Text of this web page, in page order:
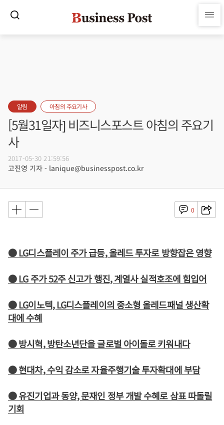
알림 아침의 주요기사
[5월31일자] 비즈니스포스트 아침의 주요기
사
2017-05-30 21:59:56
고진영 기자 - lanique@businesspost.co.kr
0
● LG디스플레이 주가 급등, 올레드 투자로 방향잡은 영향
● LG 주가 52주 신고가 행진, 계열사 실적호조에 힘입어
● LG이노텍, LG디스플레이의 중소형 올레드패널 생산확
대에 수혜
● 방시혁, 방탄소년단을 글로벌 아이돌로 키워내다
● 현대차, 수익 감소로 자율주행기술 투자확대에 부담
● 유진기업과 동양, 문재인 정부 개발 수혜로 삼표 따돌릴
기회